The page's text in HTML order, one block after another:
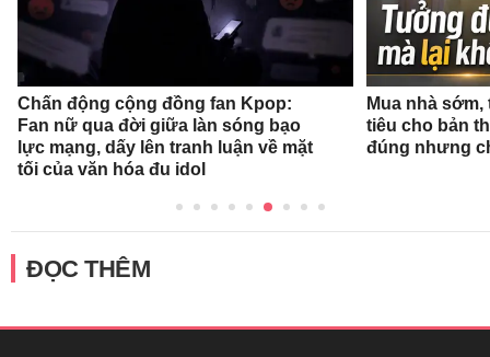
Chấn động cộng đồng fan Kpop:
Fan nữ qua đời giữa làn sóng bạo
lực mạng, dấy lên tranh luận về mặt
tối của văn hóa đu idol
Mua nhà
tiêu cho bản
đúng nhưng
ĐỌC THÊM